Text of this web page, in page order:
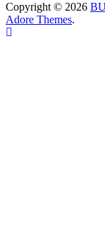
Copyright © 2026
Adore Themes.